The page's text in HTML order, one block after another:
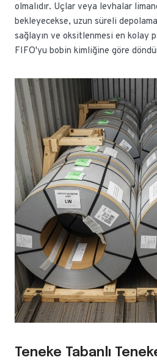
olmalıdır. Uçlar veya levhalar
bekleyecekse, uzun süreli
sağlayın ve oksitlenmesi en kolay
FIFO'yu bobin kimliğine göre
Teneke Tabanlı